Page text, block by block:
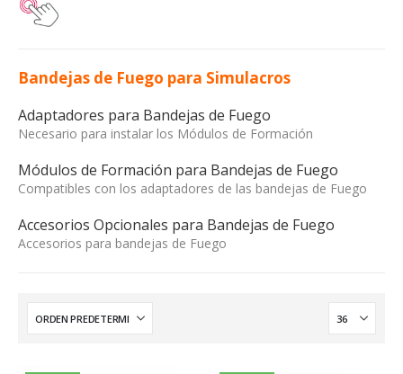
Bandejas de Fuego para Simulacros
Adaptadores para Bandejas de Fuego
Necesario para instalar los Módulos de Formación
Módulos de Formación para Bandejas de Fuego
Compatibles con los adaptadores de las bandejas de Fuego
Accesorios Opcionales para Bandejas de Fuego
Accesorios para bandejas de Fuego